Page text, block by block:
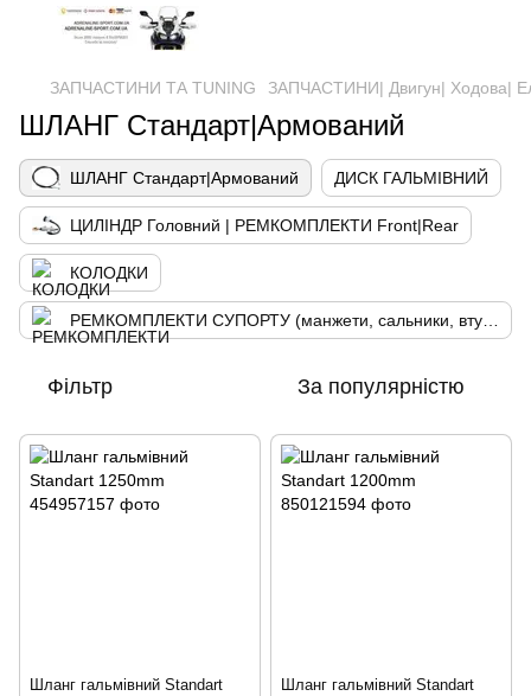
ЗАПЧАСТИНИ ТА ТUNING ЗАПЧАСТИНИ| Двигун| Ходова|
ШЛАНГ Стандарт|Армований
ШЛАНГ Стандарт|Армований ДИСК ГАЛЬМІВНИЙ
ЦИЛІНДР Головний | РЕМКОМПЛЕКТИ Front|Rear
КОЛОДКИ
Фільтр За популярністю
Шланг гальмівний Standart
Шланг гальмівний Standart